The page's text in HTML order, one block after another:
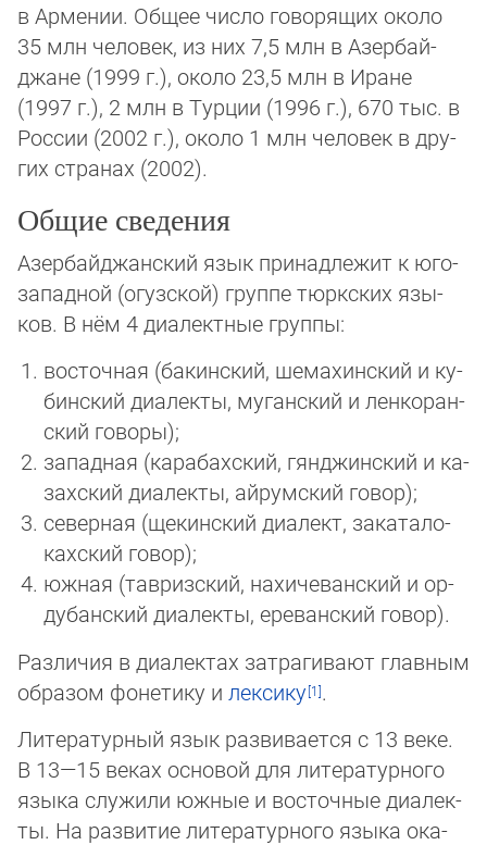
в Армении. Общее чис­ло говорящих око­ло
35 млн человек, из них 7,5 млн в Азер­бай­
джане (1999 г.), около 23,5 млн в Ира­не
(1997 г.), 2 млн в Турции (1996 г.), 670 тыс. в
России (2002 г.), около 1 млн человек в дру­
гих стра­нах (2002).
Общие сведения
Азербайджанский язык при­над­ле­жит к юго-
западной (огуз­ской) груп­пе тюрк­ских язы­
ков. В нём 4 диа­лект­ные груп­пы:
вос­точ­ная (ба­кин­ский, ше­ма­хин­ский и ку­
бин­ский диа­лек­ты, му­ган­ский и лен­ко­ран­
ский го­во­ры);
за­пад­ная (ка­ра­бах­ский, гянд­жин­ский и ка­
зах­ский диа­лек­ты, ай­рум­ский го­вор);
се­вер­ная (ще­кин­ский диа­лект, за­ка­та­ло-
ках­ский го­вор);
юж­ная (тав­ризский, на­хи­че­ван­ский и ор­
ду­бан­ский диа­лек­ты, ере­ван­ский го­вор).
Раз­ли­чия в диа­лек­тах за­тра­ги­ва­ют главным
образом фо­не­ти­ку и лек­си­ку
.
Литературный язык раз­ви­ва­ет­ся с 13 веке.
В 13—15 веках ос­но­вой для литератур­но­го
язы­ка слу­жи­ли юж­ные и восточные диа­лек­
ты. На раз­ви­тие литературно­го язы­ка ока­